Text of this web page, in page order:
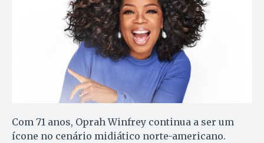
Com 71 anos, Oprah Winfrey continua a ser um
ícone no cenário midiático norte-americano.